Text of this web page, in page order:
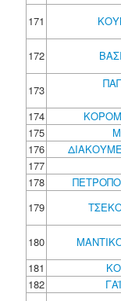
171
172
173
174
175
176
177
178
179
180
181
182